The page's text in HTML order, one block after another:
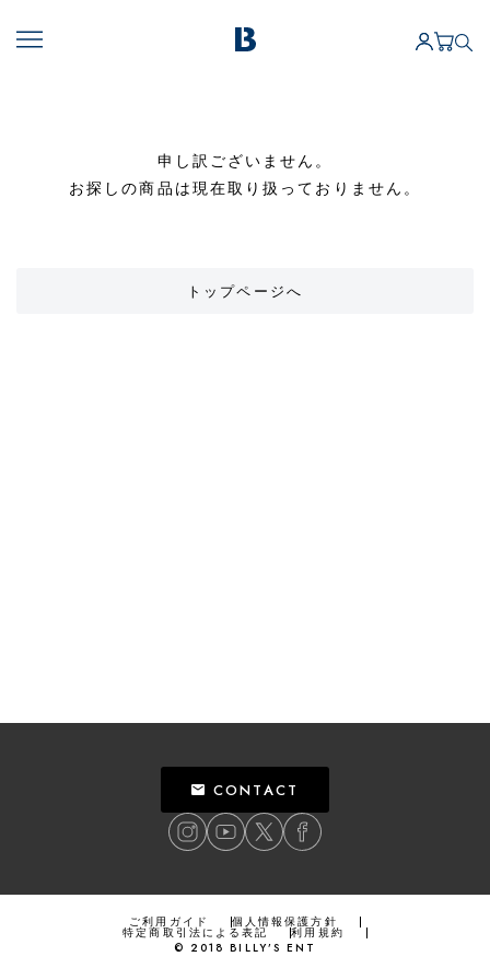
申し訳ございません。
お探しの商品は現在取り扱っておりません。
トップページへ
CONTACT
ご利用ガイド 個人情報保護方針
特定商取引法による表記
利用規約
© 2018 BILLY’S ENT